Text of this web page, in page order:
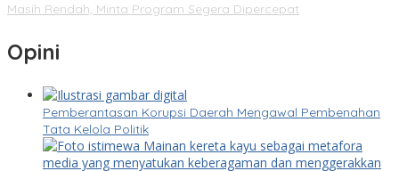
Masih Rendah, Minta Program Segera Dipercepat
Opini
Pemberantasan Korupsi Daerah Mengawal Pembenahan
Tata Kelola Politik